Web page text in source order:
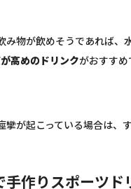
み物が飲めそうであれば、
高めのドリンクがおすすめ
攣が起こっている場合は、
手作りスポーツド